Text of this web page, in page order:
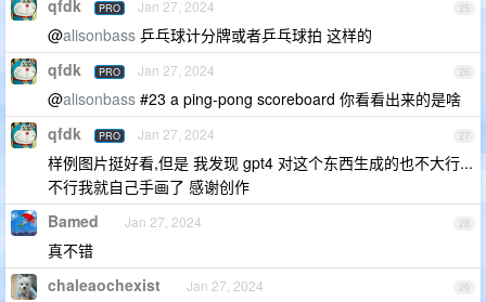
25
qfdk PRO Jan 27, 2024
@alisonbass 乒乓球计分牌或者乒乓球拍 这样的
26
qfdk PRO Jan 27, 2024
@alisonbass #23 a ping-pong scoreboard 你看看出来的是啥
27
qfdk PRO Jan 27, 2024
样例图片挺好看,但是 我发现 gpt4 对这个东西生成的也不大行...
不行我就自己手画了 感谢创作
28
Bamed Jan 27, 2024
真不错
29
chaleaochexist Jan 27, 2024